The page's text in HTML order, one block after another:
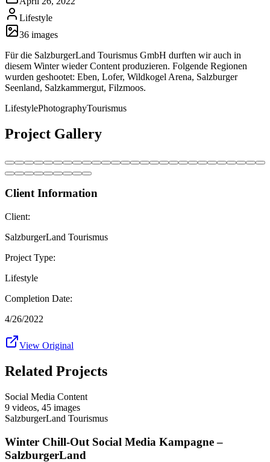
Lifestyle
36 images
Für die SalzburgerLand Tourismus GmbH durften wir auch in
diesem Winter wieder Content produzieren. Folgende Regionen
wurden geshootet: Eben, Lofer, Wildkogel Arena, Salzburger
Seenland, Salzkammergut, Filzmoos.
LifestylePhotographyTourismus
Project Gallery
Client Information
Client:
SalzburgerLand Tourismus
Project Type:
Lifestyle
Completion Date:
4/26/2022
View Original
Related Projects
Social Media Content
9 videos, 45 images
SalzburgerLand Tourismus
Winter Chill-Out Social Media Kampagne –
SalzburgerLand